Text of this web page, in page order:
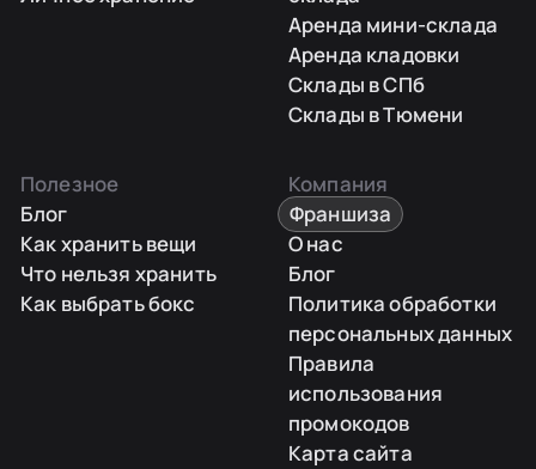
Аренда мини-склада
Аренда кладовки
Склады в СПб
Склады в Тюмени
Полезное
Блог
Как хранить вещи
Что нельзя хранить
Как выбрать бокс
Компания
Франшиза
О нас
Блог
Политика обработки
персональных данных
Правила
использования
промокодов
Карта сайта